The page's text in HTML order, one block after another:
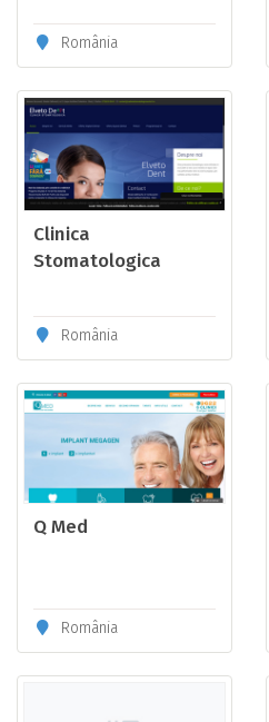
România
Clinica
Stomatologica
România
Q Med
România